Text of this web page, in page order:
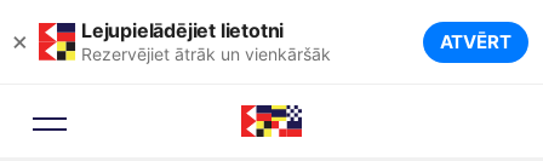
× Lejupielādējiet lietotni
Rezervējiet ātrāk un vienkāršāk ATVĒRT